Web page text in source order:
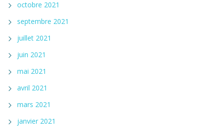
octobre 2021
septembre 2021
juillet 2021
juin 2021
mai 2021
avril 2021
mars 2021
janvier 2021